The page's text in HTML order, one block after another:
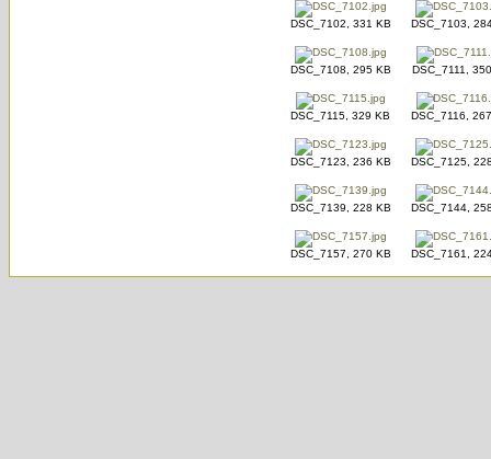
DSC_7102, 331 KB DSC_7103,
DSC_7108, 295 KB DSC_7111,
DSC_7115, 329 KB DSC_7116,
DSC_7123, 236 KB DSC_7125,
DSC_7139, 228 KB DSC_7144,
DSC_7157, 270 KB DSC_7161,